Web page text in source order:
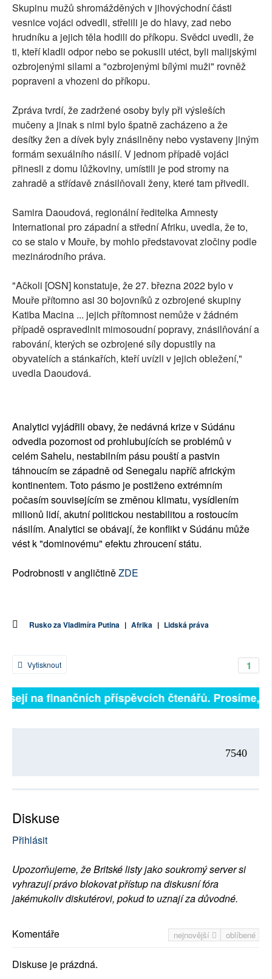
Skupinu mužů shromážděných v jihovýchodní části
vesnice vojáci odvedli, střelili je do hlavy, zad nebo
hrudníku a jejich těla hodili do příkopu. Svědci uvedli, že
ti, kteří kladli odpor nebo se pokusili utéct, byli malijskými
ozbrojenými silami a "ozbrojenými bílými muži" rovněž
popraveni a vhozeni do příkopu.
Zpráva tvrdí, že zadržené osoby byly při výsleších
mučeny a jinak s nimi bylo špatně zacházeno a že
desítky žen a dívek byly znásilněny nebo vystaveny jiným
formám sexuálního násilí. V jednom případě vojáci
přinesli z domu lůžkoviny, umístili je pod stromy na
zahradě a střídavě znásilňovali ženy, které tam přivedli.
Samira Daoudová, regionální ředitelka Amnesty
International pro západní a střední Afriku, uvedla, že to,
co se stalo v Mouře, by mohlo představovat zločiny podle
mezinárodního práva.
"Ačkoli [OSN] konstatuje, že 27. března 2022 bylo v
Mouře přítomno asi 30 bojovníků z ozbrojené skupiny
Katiba Macina ... jejich přítomnost nemůže v žádném
případě ospravedlnit mimosoudní popravy, znásilňování a
rabování, kterých se ozbrojené síly dopustily na
obyvatelích a stánkařích, kteří uvízli v jejich obležení,"
uvedla Daoudová.
Analytici vyjádřili obavy, že nedávná krize v Súdánu
odvedla pozornost od prohlubujících se problémů v
celém Sahelu, nestabilním pásu pouští a pastvin
táhnoucím se západně od Senegalu napříč africkým
kontinentem. Toto pásmo je postiženo extrémním
počasím souvisejícím se změnou klimatu, vysídlením
milionů lidí, akutní politickou nestabilitou a rostoucím
násilím. Analytici se obávají, že konflikt v Súdánu může
vést k "dominovému" efektu zhroucení státu.
Podrobnosti v angličtiněZDE
Rusko za Vladimíra Putina | Afrika | Lidská práva
1
Vytisknout
na finančních příspěvcích čtenářů. Prosíme,
7540
Diskuse
Přihlásit
Upozorňujeme, že Britské listy jako soukromý server si
vyhrazují právo blokovat přístup na diskusní fóra
jakémukoliv diskutérovi, pokud to uznají za důvodné.
nejnovější oblíbené
Komentáře
Diskuse je prázdná.